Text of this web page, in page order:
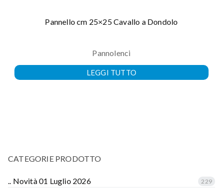
Pannello cm 25×25 Cavallo a Dondolo
Pannolenci
LEGGI TUTTO
CATEGORIE PRODOTTO
.. Novità 01 Luglio 2026 229